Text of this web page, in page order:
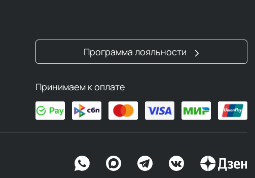
Программа лояльности
Принимаем к оплате